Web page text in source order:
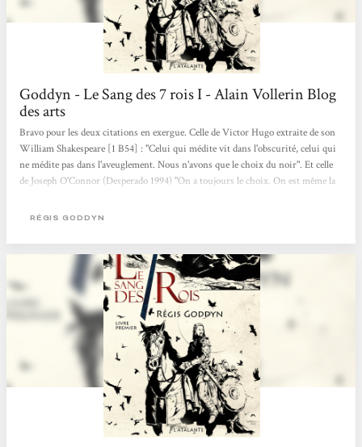
Goddyn - Le Sang des 7 rois I - Alain Vollerin Blog
des arts
Bravo pour les deux citations en exergue. Celle de Victor Hugo extraite de son
William Shakespeare [1 B54] : "Celui qui médite vit dans l'obscurité, celui qui
ne médite pas dans l'aveuglement. Nous n'avons que le choix du noir". Et celle
de Joseph O'Connor (Desperado 1994) "On a toujours le choix. On est même la
Ce livre premier inaugure une odyssée en sept tomes. Régis Goddyn est né en
de l'imaginaire....
RÉGIS GODDYN